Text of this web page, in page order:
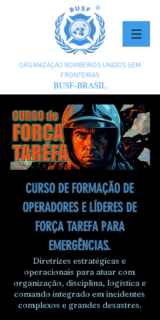
ORGANIZAÇÃO BOMBEIROS UNIDOS SEM
FRONTEIRAS
BUSF-BRASIL
CURSO DE FORMAÇÃO DE
OPERADORES E LÍDERES DE
FORÇA TAREFA PARA
EMERGÊNCIAS.
Diretrizes estratégicas e
operacionais para atuar com
organização, disciplina, logística e
comando integrado em incidentes
complexos e grandes desastres.